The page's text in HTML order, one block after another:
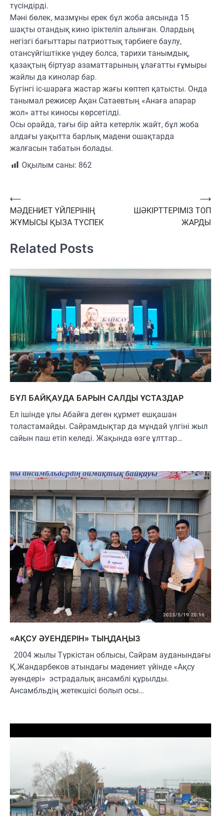
түсіндірді.
Мәні бөлек, мазмұны ерек бұл жоба аясында 15
шақты отандық кино іріктеліп алынған. Олардың
негізгі бағыттары патриоттық тәрбиеге баулу,
отансүйгіштікке үндеу болса, тарихи танымдық,
қазақтың біртуар азаматтарының ұлағатты ғұмыры
жайлы да кинолар бар.
Бүгінгі іс-шараға жастар жағы көптеп қатысты. Онда
танымал режисер Ақан Сатаевтың «Анаға апарар
жол» атты киносы көрсетілді.
Осы орайда, тағы бір айта кетерлік жайт, бұл жоба
алдағы уақытта барлық мәдени ошақтарда
жалғасын табатын болады.
Оқылым саны: 862
Навигация
по
⟵
МӘДЕНИЕТ ҮЙЛЕРІНІҢ
ЖҰМЫСЫ ҚЫЗА ТҮСПЕК
ШӘКІРТТЕРІМІЗ ТОП
ЖАРДЫ
⟶
Related Posts
БҰЛ БАЙҚАУДА БАРЫН САЛДЫ ҰСТАЗДАР
Ел ішінде ұлы Абайға деген құрмет ешқашан
толастамайды. Сайрамдықтар да мұндай үлгіні жыл
сайын паш етіп келеді. Жақында өзге ұлттар…
«АҚСУ ӘУЕНДЕРІН» ТЫҢДАҢЫЗ
2004 жылы Түркістан облысы, Сайрам ауданындағы
Қ.Жандарбеков атындағы мәдениет үйінде «Ақсу
әуендері» эстрадалық ансамблі құрылды.
Ансамбльдің жетекшісі болып осы…